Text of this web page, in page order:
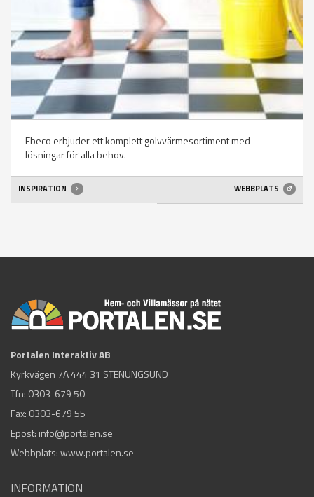
Ebeco erbjuder ett komplett golvvärmesortiment med
lösningar för alla behov.
INSPIRATION WEBBPLATS
Portalen Interaktiv AB
Kyrkvägen 7A 444 31 STENUNGSUND
Tfn: 0303-679 50
Fax: 0303-679 55
Epost: info@portalen.se
Webbplats: www.portalen.se
INFORMATION